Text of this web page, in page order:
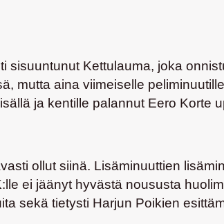
sisuuntunut Kettulauma, joka
mutta aina viimeiselle
ja kentille palannut Eero Korte
ollut siinä. Lisäminuuttien
ei jäänyt hyvästä noususta
sekä tietysti Harjun Poikien